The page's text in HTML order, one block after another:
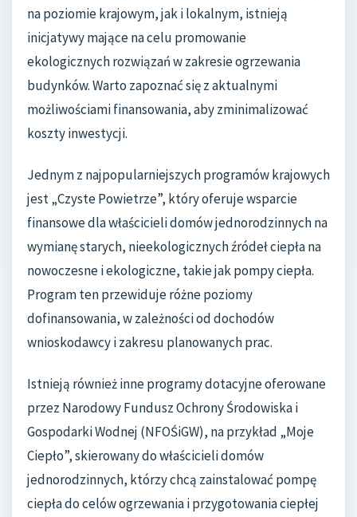
na poziomie krajowym, jak i lokalnym, istnieją
inicjatywy mające na celu promowanie
ekologicznych rozwiązań w zakresie ogrzewania
budynków. Warto zapoznać się z aktualnymi
możliwościami finansowania, aby zminimalizować
koszty inwestycji.
Jednym z najpopularniejszych programów krajowych
jest „Czyste Powietrze”, który oferuje wsparcie
finansowe dla właścicieli domów jednorodzinnych na
wymianę starych, nieekologicznych źródeł ciepła na
nowoczesne i ekologiczne, takie jak pompy ciepła.
Program ten przewiduje różne poziomy
dofinansowania, w zależności od dochodów
wnioskodawcy i zakresu planowanych prac.
Istnieją również inne programy dotacyjne oferowane
przez Narodowy Fundusz Ochrony Środowiska i
Gospodarki Wodnej (NFOŚiGW), na przykład „Moje
Ciepło”, skierowany do właścicieli domów
jednorodzinnych, którzy chcą zainstalować pompę
ciepła do celów ogrzewania i przygotowania ciepłej